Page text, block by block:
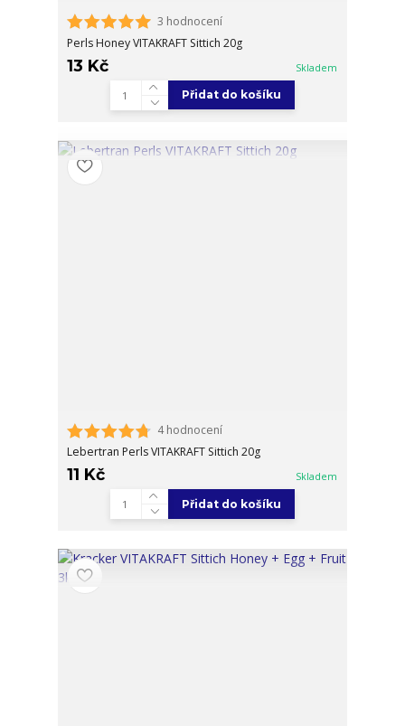
3 hodnocení
Perls Honey VITAKRAFT Sittich 20g
13 Kč Skladem
Přidat do košíku
4 hodnocení
Lebertran Perls VITAKRAFT Sittich 20g
11 Kč Skladem
Přidat do košíku